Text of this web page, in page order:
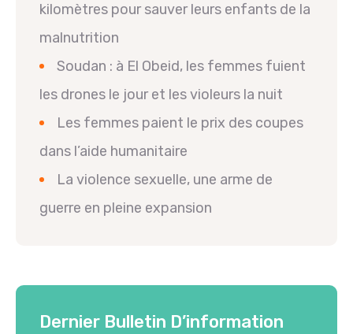
kilomètres pour sauver leurs enfants de la
malnutrition
Soudan : à El Obeid, les femmes fuient
les drones le jour et les violeurs la nuit
Les femmes paient le prix des coupes
dans l’aide humanitaire
La violence sexuelle, une arme de
guerre en pleine expansion
Dernier Bulletin D’information